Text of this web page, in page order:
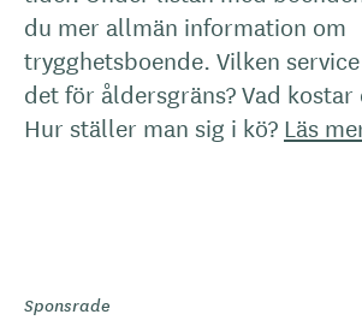
du mer allmän information om
trygghetsboende. Vilken
det för åldersgräns? Vad kostar
Hur ställer man sig i kö? Läs
Sponsrade